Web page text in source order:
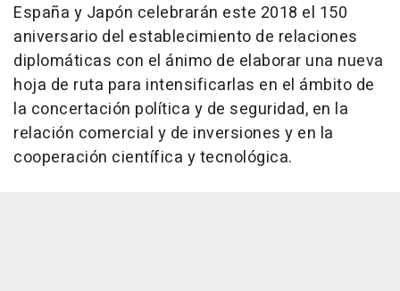
España y Japón celebrarán este 2018 el 150
aniversario del establecimiento de relaciones
diplomáticas con el ánimo de elaborar una nueva
hoja de ruta para intensificarlas en el ámbito de
la concertación política y de seguridad, en la
relación comercial y de inversiones y en la
cooperación científica y tecnológica.